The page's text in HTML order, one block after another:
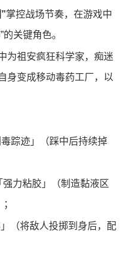
掌控战场节奏，在游戏中
的关键角色。
为祖安疯狂科学家，痴迷
身变成移动毒药工厂，以
踪迹」（踩中后持续掉
强力粘胶」（制造黏液区
（将敌人投掷到身后，配